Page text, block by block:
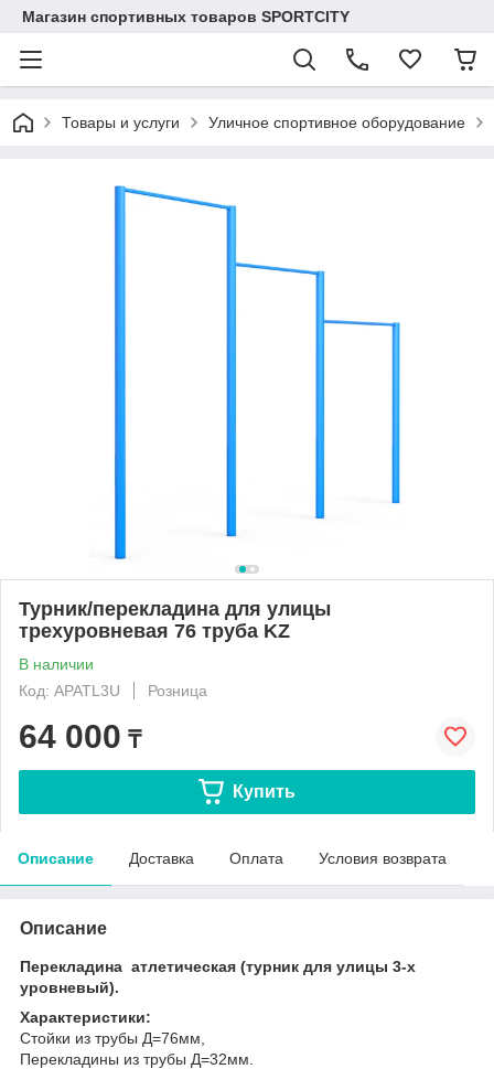
Магазин спортивных товаров SPORTCITY
Товары и услуги Уличное спортивное оборудование
Турник/перекладина для улицы
трехуровневая 76 труба KZ
В наличии
Код: APATL3U
Розница
64 000 ₸
Купить
Описание Доставка Оплата Условия возврата
Описание
Перекладина атлетическая (турник для улицы 3-х
уровневый).
Характеристики:
Стойки из трубы Д=76мм,
Перекладины из трубы Д=32мм.